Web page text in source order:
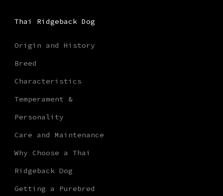
Thai Ridgeback Dog
Origin and History
Breed
Characteristics
Temperament &
Personality
Care and Maintenance
Why Choose a Thai
Ridgeback Dog
Getting a Purebred